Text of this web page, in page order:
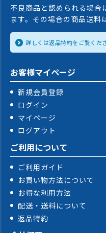
不良商品と認められる場合
ます。その場合の商品送料
詳しくは返品特約をご覧くださ
お客様マイページ
新規会員登録
ログイン
マイページ
ログアウト
ご利用について
ご利用ガイド
お買い物方法について
お得な利用方法
配送・送料について
返品特約